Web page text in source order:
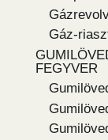
Gáz-
FEGYVER